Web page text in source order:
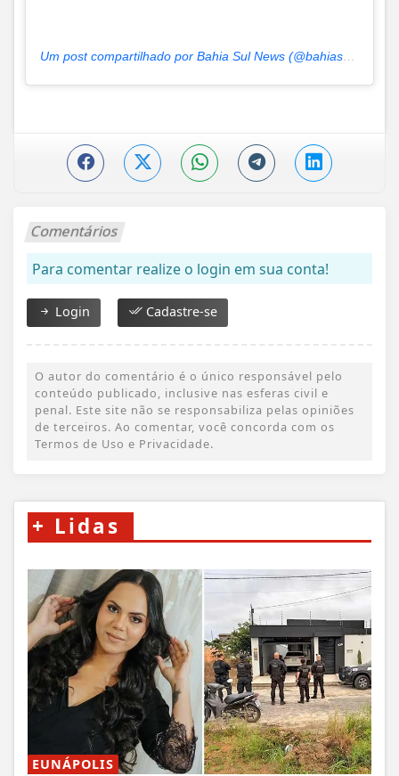
Um post compartilhado por Bahia Sul News (@bahiasul.news)
Comentários
Para comentar realize o login em sua conta!
Login Cadastre-se
O autor do comentário é o único responsável pelo
conteúdo publicado, inclusive nas esferas civil e
penal. Este site não se responsabiliza pelas opiniões
de terceiros. Ao comentar, você concorda com os
Termos de Uso e Privacidade.
+ Lidas
EUNÁPOLIS